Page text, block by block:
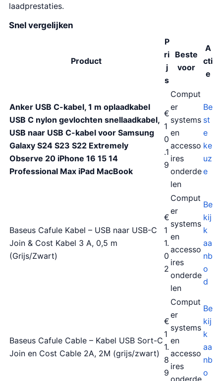
laadprestaties.
Snel vergelijken
Product
P
ri
j
s
Beste
voor
A
cti
e
Anker USB C-kabel, 1 m oplaadkabel
USB C nylon gevlochten snellaadkabel,
USB naar USB C-kabel voor Samsung
Galaxy S24 S23 S22 Extremely
Observe 20 iPhone 16 15 14
Professional Max iPad MacBook
€
1
0
.1
9
Comput
er
systems
en
accesso
ires
onderde
len
Be
st
e
ke
uz
e
Baseus Cafule Kabel – USB naar USB-C
Join & Cost Kabel 3 A, 0,5 m
(Grijs/Zwart)
€
1
1.
0
2
Comput
er
systems
en
accesso
ires
onderde
len
Be
kij
k
aa
nb
o
d
Baseus Cafule Cable – Kabel USB Sort-C
Join en Cost Cable 2A, 2M (grijs/zwart)
€
1
1.
8
9
Comput
er
systems
en
accesso
ires
onderde
Be
kij
k
aa
nb
o